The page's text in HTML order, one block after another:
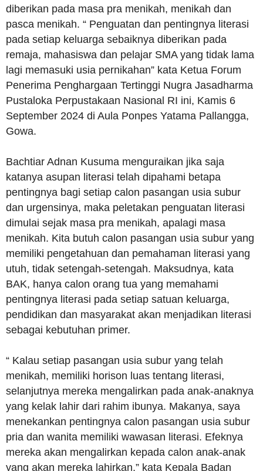
diberikan pada masa pra menikah, menikah dan
pasca menikah. “ Penguatan dan pentingnya literasi
pada setiap keluarga sebaiknya diberikan pada
remaja, mahasiswa dan pelajar SMA yang tidak lama
lagi memasuki usia pernikahan” kata Ketua Forum
Penerima Penghargaan Tertinggi Nugra Jasadharma
Pustaloka Perpustakaan Nasional RI ini, Kamis 6
September 2024 di Aula Ponpes Yatama Pallangga,
Gowa.
Bachtiar Adnan Kusuma menguraikan jika saja
katanya asupan literasi telah dipahami betapa
pentingnya bagi setiap calon pasangan usia subur
dan urgensinya, maka peletakan penguatan literasi
dimulai sejak masa pra menikah, apalagi masa
menikah. Kita butuh calon pasangan usia subur yang
memiliki pengetahuan dan pemahaman literasi yang
utuh, tidak setengah-setengah. Maksudnya, kata
BAK, hanya calon orang tua yang memahami
pentingnya literasi pada setiap satuan keluarga,
pendidikan dan masyarakat akan menjadikan literasi
sebagai kebutuhan primer.
“ Kalau setiap pasangan usia subur yang telah
menikah, memiliki horison luas tentang literasi,
selanjutnya mereka mengalirkan pada anak-anaknya
yang kelak lahir dari rahim ibunya. Makanya, saya
menekankan pentingnya calon pasangan usia subur
pria dan wanita memiliki wawasan literasi. Efeknya
mereka akan mengalirkan kepada calon anak-anak
yang akan mereka lahirkan,” kata Kepala Badan